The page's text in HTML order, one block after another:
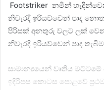
Footstriker නමින්
නිවැරදි ඉරියව්වෙන් පාද
පිරිසක් අනතුරු වල‍ට ලක්
නිවැරදි ඉරියව්වෙන් පාද
සාමාන්‍යයෙන් වෘතිය
ඉදිරිපස කොටස පොළවේ